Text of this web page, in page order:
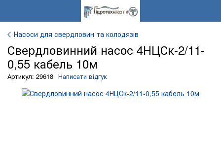
Насоси для свердловин та колодязів
Свердловинний насос 4НЦСк-2/11-
0,55 кабель 10м
Артикул: 29618 Написати відгук